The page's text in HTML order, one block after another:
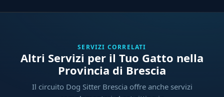
SERVIZI CORRELATI
Altri Servizi per il Tuo Gatto nella
Provincia di Brescia
Il circuito Dog Sitter Brescia offre anche servizi